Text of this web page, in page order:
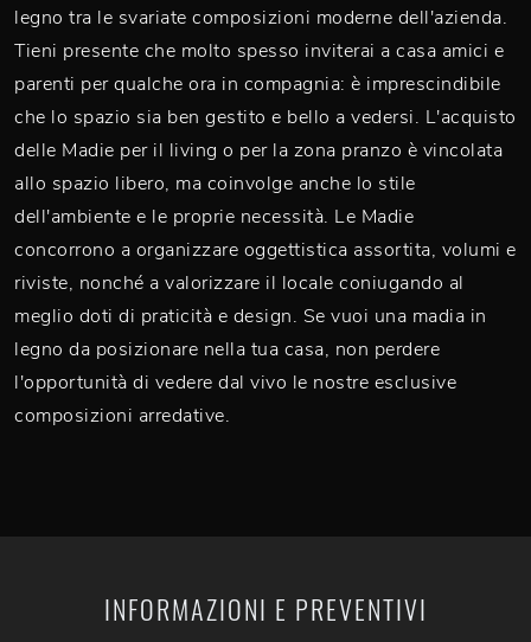
legno tra le svariate composizioni moderne dell'azienda.
Tieni presente che molto spesso inviterai a casa amici e
parenti per qualche ora in compagnia: è imprescindibile
che lo spazio sia ben gestito e bello a vedersi. L'acquisto
delle Madie per il living o per la zona pranzo è vincolata
allo spazio libero, ma coinvolge anche lo stile
dell'ambiente e le proprie necessità. Le Madie
concorrono a organizzare oggettistica assortita, volumi e
riviste, nonché a valorizzare il locale coniugando al
meglio doti di praticità e design. Se vuoi una madia in
legno da posizionare nella tua casa, non perdere
l'opportunità di vedere dal vivo le nostre esclusive
composizioni arredative.
INFORMAZIONI E PREVENTIVI